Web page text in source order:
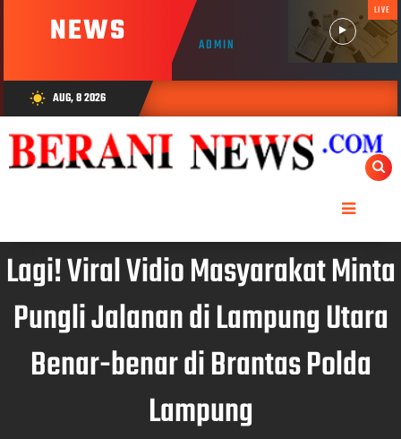
NEWS ADMIN
LIVE
wb_sunny AUG, 8 2026
Lagi! Viral Vidio Masyarakat Minta
Pungli Jalanan di Lampung Utara
Benar-benar di Brantas Polda
Lampung